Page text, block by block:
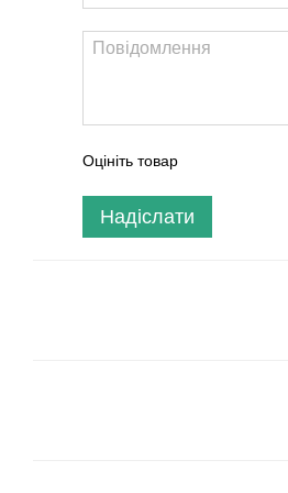
Оцініть товар
Надіслати